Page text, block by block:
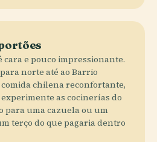
cara e pouco impressionante.
norte até ao Barrio
chilena reconfortante,
as cocinerías do
para uma cazuela ou um
terço do que pagaria dentro